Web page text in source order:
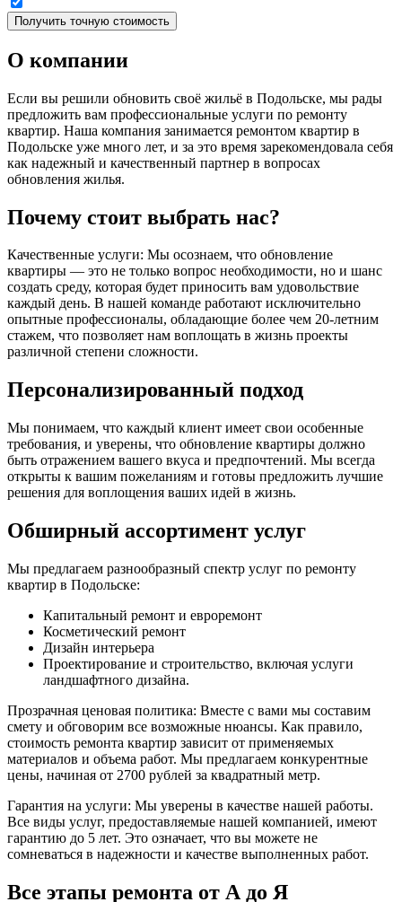
О компании
Если вы решили обновить своё жильё в Подольске, мы рады
предложить вам профессиональные услуги по ремонту
квартир. Наша компания занимается ремонтом квартир в
Подольске уже много лет, и за это время зарекомендовала себя
как надежный и качественный партнер в вопросах
обновления жилья.
Почему стоит выбрать нас?
Качественные услуги: Мы осознаем, что обновление
квартиры — это не только вопрос необходимости, но и шанс
создать среду, которая будет приносить вам удовольствие
каждый день. В нашей команде работают исключительно
опытные профессионалы, обладающие более чем 20-летним
стажем, что позволяет нам воплощать в жизнь проекты
различной степени сложности.
Персонализированный подход
Мы понимаем, что каждый клиент имеет свои особенные
требования, и уверены, что обновление квартиры должно
быть отражением вашего вкуса и предпочтений. Мы всегда
открыты к вашим пожеланиям и готовы предложить лучшие
решения для воплощения ваших идей в жизнь.
Обширный ассортимент услуг
Мы предлагаем разнообразный спектр услуг по ремонту
квартир в Подольске:
Капитальный ремонт и евроремонт
Косметический ремонт
Дизайн интерьера
Проектирование и строительство, включая услуги
ландшафтного дизайна.
Прозрачная ценовая политика: Вместе с вами мы составим
смету и обговорим все возможные нюансы. Как правило,
стоимость ремонта квартир зависит от применяемых
материалов и объема работ. Мы предлагаем конкурентные
цены, начиная от 2700 рублей за квадратный метр.
Гарантия на услуги: Мы уверены в качестве нашей работы.
Все виды услуг, предоставляемые нашей компанией, имеют
гарантию до 5 лет. Это означает, что вы можете не
сомневаться в надежности и качестве выполненных работ.
Все этапы ремонта от А до Я